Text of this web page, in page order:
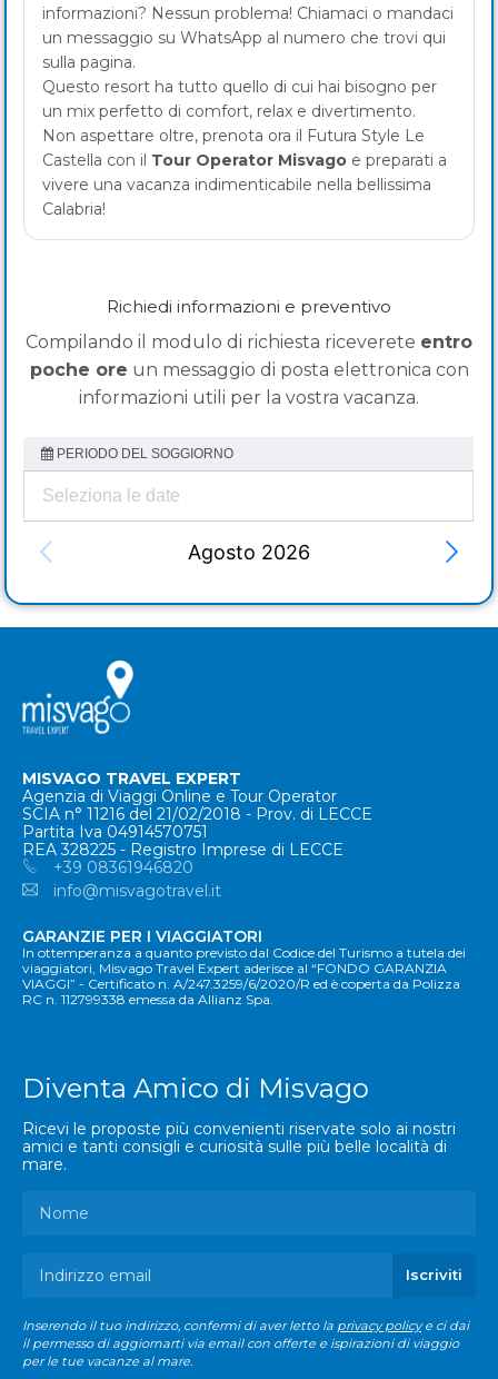
informazioni? Nessun problema! Chiamaci o mandaci
un messaggio su WhatsApp al numero che trovi qui
sulla pagina.
Questo resort ha tutto quello di cui hai bisogno per
un mix perfetto di comfort, relax e divertimento.
Non aspettare oltre, prenota ora il Futura Style Le
Castella con il Tour Operator Misvago e preparati a
vivere una vacanza indimenticabile nella bellissima
Calabria!
Richiedi informazioni e preventivo
Compilando il modulo di richiesta riceverete entro
poche ore un messaggio di posta elettronica con
informazioni utili per la vostra vacanza.
MISVAGO TRAVEL EXPERT
Agenzia di Viaggi Online e Tour Operator
SCIA n° 11216 del 21/02/2018 - Prov. di LECCE
Partita Iva 04914570751
REA 328225 - Registro Imprese di LECCE
+39 08361946820
info@misvagotravel.it
GARANZIE PER I VIAGGIATORI
In ottemperanza a quanto previsto dal Codice del Turismo a tutela dei
viaggiatori, Misvago Travel Expert aderisce al “FONDO GARANZIA
VIAGGI” - Certificato n. A/247.3259/6/2020/R ed è coperta da Polizza
RC n. 112799338 emessa da Allianz Spa.
Diventa Amico di Misvago
Ricevi le proposte più convenienti riservate solo ai nostri
amici e tanti consigli e curiosità sulle più belle località di
mare.
Inserendo il tuo indirizzo, confermi di aver letto la privacy policye ci dai
il permesso di aggiornarti via email con offerte e ispirazioni di viaggio
per le tue vacanze al mare.